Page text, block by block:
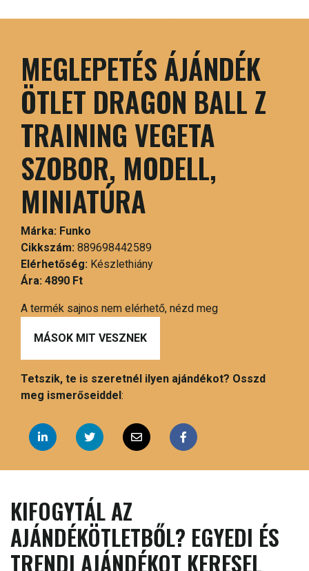
MEGLEPETÉS ÁJÁNDÉK
ÖTLET DRAGON BALL Z
TRAINING VEGETA
SZOBOR, MODELL,
MINIATÚRA
Márka: Funko
Cikkszám: 889698442589
Elérhetőség: Készlethiány
Ára: 4890 Ft
A termék sajnos nem elérhető, nézd meg
MÁSOK MIT VESZNEK
Tetszik, te is szeretnél ilyen ajándékot? Osszd
meg ismerőseiddel:
KIFOGYTÁL AZ
AJÁNDÉKÖTLETBŐL? EGYEDI ÉS
TRENDI AJÁNDÉKOT KERESEL